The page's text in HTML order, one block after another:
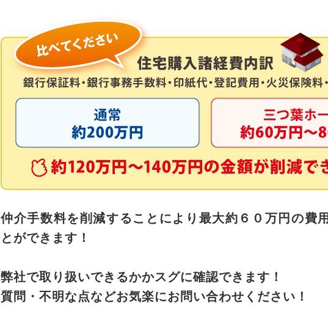
仲介手数料を削減することにより最大約６０万円の費
とができます！
弊社で取り扱いできるかかスグに確認できます！
質問・不明な点などお気楽にお問い合わせください！